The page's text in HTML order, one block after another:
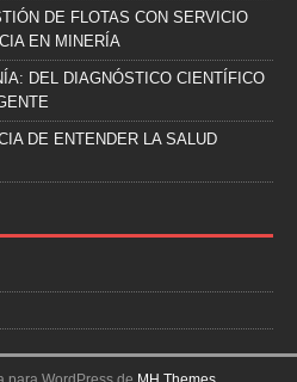
DE FLOTAS CON SERVICIO
EN MINERÍA
DEL DIAGNÓSTICO CIENTÍFICO
DE ENTENDER LA SALUD